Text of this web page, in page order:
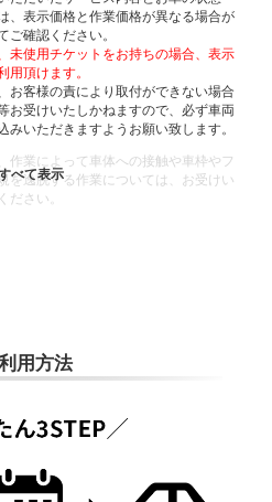
、表示価格と作業価格が異なる場合が
ご確認ください。
未使用チケットをお持ちの場合、表示
用頂けます。
お客様の責により取付ができない場合
お受けいたしかねますので、必ず車両
いただきますようお願い致します。
作業によって車体への接触や車枠やフ
を逸脱する作業については、お受けい
ださい。
用方法